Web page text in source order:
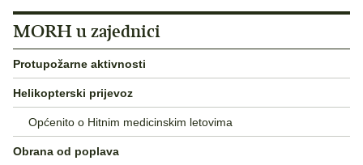
MORH u zajednici
Protupožarne aktivnosti
Helikopterski prijevoz
Općenito o Hitnim medicinskim letovima
Obrana od poplava